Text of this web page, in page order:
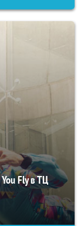
Fly в ТЦ